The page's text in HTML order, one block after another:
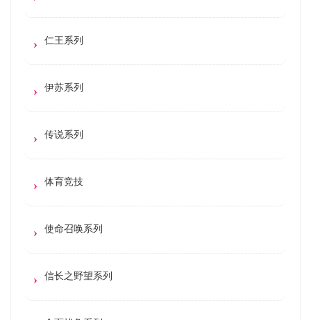
仁王系列
伊苏系列
传说系列
体育竞技
使命召唤系列
信长之野望系列